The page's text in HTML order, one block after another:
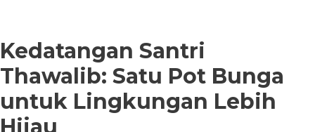
Kedatangan Santri
Thawalib: Satu Pot Bunga
untuk Lingkungan Lebih
Hijau